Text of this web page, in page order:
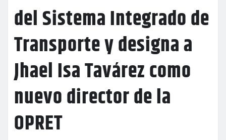
del Sistema Integrado de
Transporte y designa a
Jhael Isa Tavárez como
nuevo director de la
OPRET